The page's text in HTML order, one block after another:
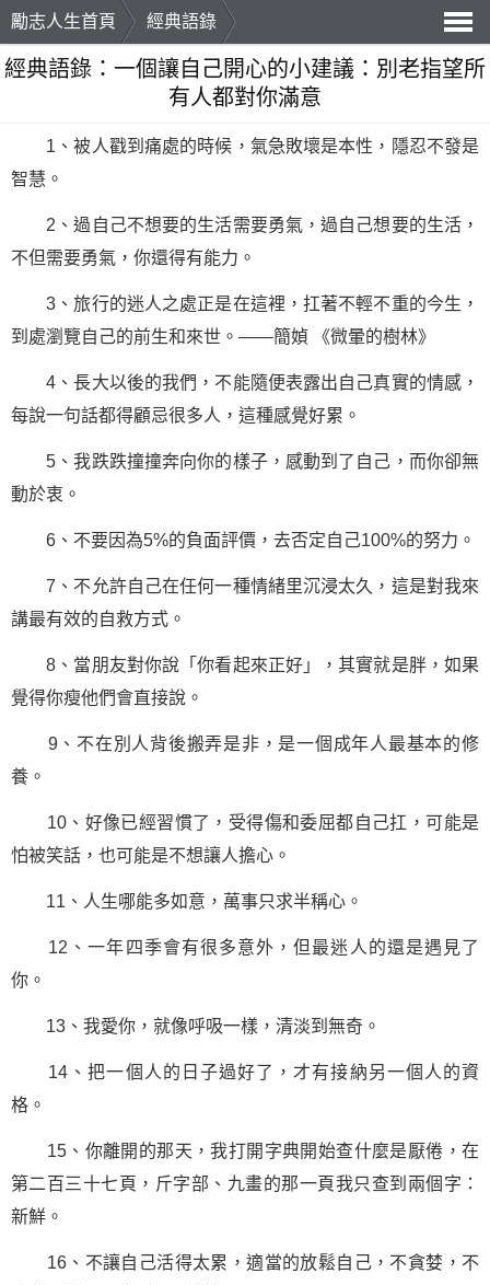
勵志人生首頁
經典語錄
導
經典語錄：一個讓自己開心的小建議：別老指望所
有人都對你滿意
1、被人戳到痛處的時候，氣急敗壞是本性，隱忍不發是
智慧。
2、過自己不想要的生活需要勇氣，過自己想要的生活，
不但需要勇氣，你還得有能力。
3、旅行的迷人之處正是在這裡，扛著不輕不重的今生，
到處瀏覽自己的前生和來世。——簡媜 《微暈的樹林》
4、長大以後的我們，不能隨便表露出自己真實的情感，
每說一句話都得顧忌很多人，這種感覺好累。
5、我跌跌撞撞奔向你的樣子，感動到了自己，而你卻無
動於衷。
6、不要因為5%的負面評價，去否定自己100%的努力。
7、不允許自己在任何一種情緒里沉浸太久，這是對我來
講最有效的自救方式。
8、當朋友對你說「你看起來正好」，其實就是胖，如果
覺得你瘦他們會直接說。
9、不在別人背後搬弄是非，是一個成年人最基本的修
養。
10、好像已經習慣了，受得傷和委屈都自己扛，可能是
怕被笑話，也可能是不想讓人擔心。
11、人生哪能多如意，萬事只求半稱心。
12、一年四季會有很多意外，但最迷人的還是遇見了
你。
13、我愛你，就像呼吸一樣，清淡到無奇。
14、把一個人的日子過好了，才有接納另一個人的資
格。
15、你離開的那天，我打開字典開始查什麼是厭倦，在
第二百三十七頁，斤字部、九畫的那一頁我只查到兩個字：
新鮮。
16、不讓自己活得太累，適當的放鬆自己，不貪婪，不